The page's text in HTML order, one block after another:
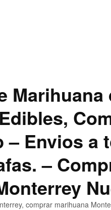
Marihuana
– Envios a
–
comprar marihuana